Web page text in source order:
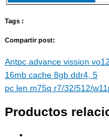
Tags :
Compartir post:
Antpc advance vission
16mb cache 8gb ddr4, 5
pc len m75q r7/32/512/
Productos